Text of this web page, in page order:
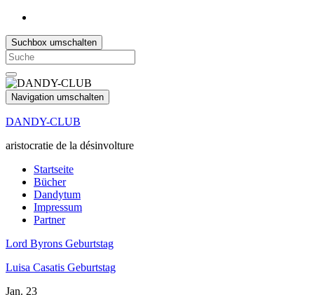
Suchbox umschalten
Search
for:
Navigation umschalten
DANDY-CLUB
aristocratie de la désinvolture
Startseite
Bücher
Dandytum
Impressum
Partner
Lord Byrons Geburtstag
Luisa Casatis Geburtstag
Jan. 23